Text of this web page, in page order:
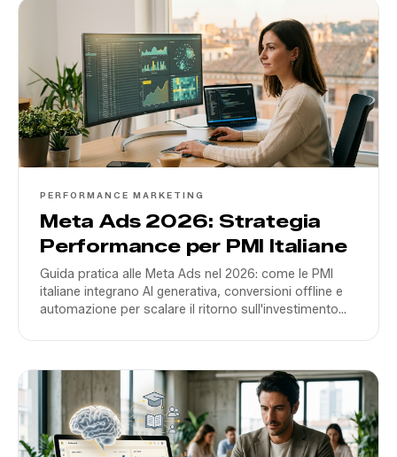
PERFORMANCE MARKETING
Meta Ads 2026: Strategia
Performance per PMI Italiane
Guida pratica alle Meta Ads nel 2026: come le PMI
italiane integrano AI generativa, conversioni offline e
automazione per scalare il ritorno sull'investimento